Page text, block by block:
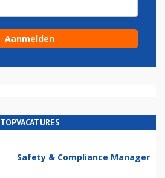
TOPVACATURES
Safety & Compliance Manager